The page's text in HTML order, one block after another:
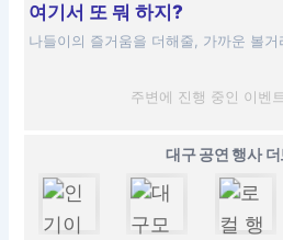
여기서 또 뭐 하지?
나들이의 즐거움을 더해줄, 가까운 볼
주변에 진행 중인 이벤
대구 공연 행사